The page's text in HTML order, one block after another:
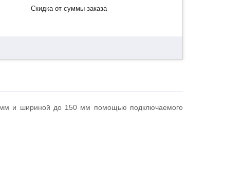
Скидка от суммы заказа
мм и шириной до 150 мм помощью подключаемого